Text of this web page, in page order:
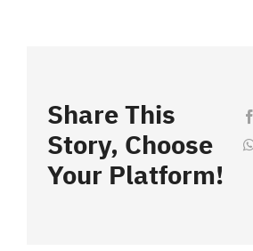
Share This
Story, Choose
Your Platform!